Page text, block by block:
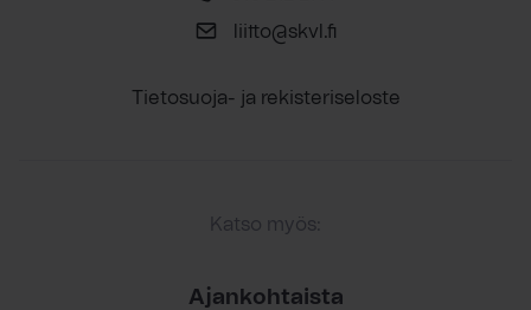
liitto@skvl.fi
Tietosuoja- ja rekisteriseloste
Katso myös:
Ajankohtaista